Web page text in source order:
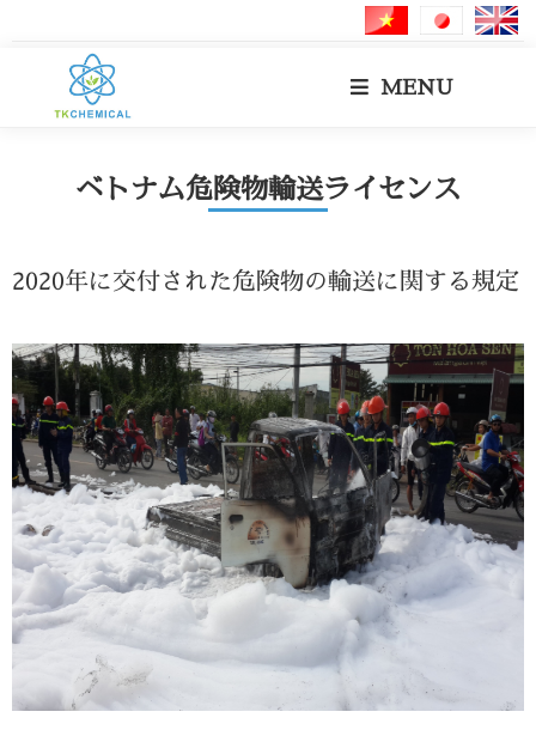
MENU
ベトナム危険物輸送ライセンス
2020年に交付された危険物の輸送に関する規定